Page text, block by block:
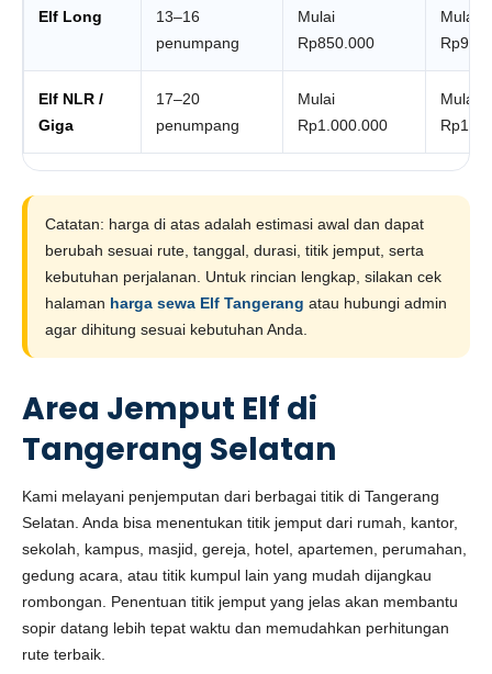
Elf Long
13–16
penumpang
Mulai
Rp850.000
Mulai
Elf NLR /
Giga
17–20
penumpang
Mulai
Rp1.000.000
Mulai
Catatan: harga di atas adalah estimasi awal dan dapat
berubah sesuai rute, tanggal, durasi, titik jemput, serta
kebutuhan perjalanan. Untuk rincian lengkap, silakan cek
halaman harga sewa Elf Tangerang atau hubungi admin
agar dihitung sesuai kebutuhan Anda.
Area Jemput Elf di
Tangerang Selatan
Kami melayani penjemputan dari berbagai titik di Tangerang
Selatan. Anda bisa menentukan titik jemput dari rumah, kantor,
sekolah, kampus, masjid, gereja, hotel, apartemen, perumahan,
gedung acara, atau titik kumpul lain yang mudah dijangkau
rombongan. Penentuan titik jemput yang jelas akan membantu
sopir datang lebih tepat waktu dan memudahkan perhitungan
rute terbaik.